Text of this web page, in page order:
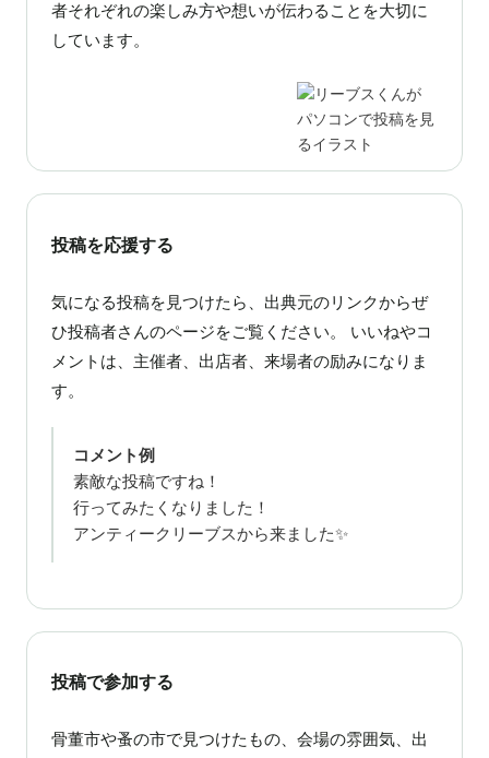
者それぞれの楽しみ方や想いが伝わることを大切に
しています。
投稿を応援する
気になる投稿を見つけたら、出典元のリンクからぜ
ひ投稿者さんのページをご覧ください。 いいねやコ
メントは、主催者、出店者、来場者の励みになりま
す。
コメント例
素敵な投稿ですね！
行ってみたくなりました！
アンティークリーブスから来ました✨
投稿で参加する
骨董市や蚤の市で見つけたもの、会場の雰囲気、出